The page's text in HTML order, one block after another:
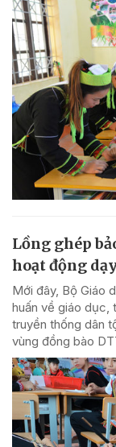
Lồng ghép
hoạt động
Mới đây, Bộ Giáo
huấn về giáo dục,
truyền thống dân
vùng đồng bào